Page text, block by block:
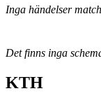
Inga händelser
Det finns inga
KTH